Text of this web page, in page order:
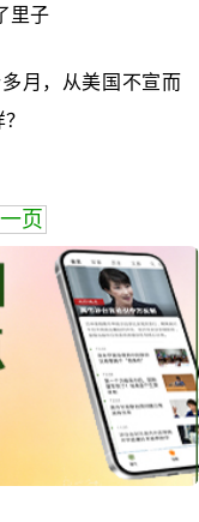
里子
月，从美国不宣而
页